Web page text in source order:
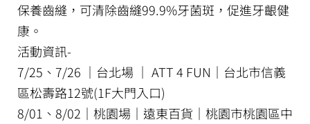
保養齒縫，可清除齒縫99.9%牙菌斑，促進牙齦健
康。
活動資訊-
7/25、7/26 │台北場 │ ATT 4 FUN│台北市信義
區松壽路12號(1F大門入口)
8/01、8/02│桃園場│遠東百貨│桃園市桃園區中